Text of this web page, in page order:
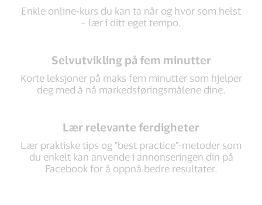
Enkle online-kurs du kan ta når og hvor som helst
– lær i ditt eget tempo.
Selvutvikling på fem minutter
Korte leksjoner på maks fem minutter som hjelper
deg med å nå markedsføringsmålene dine.
Lær relevante ferdigheter
Lær praktiske tips og "best practice"-metoder som
du enkelt kan anvende i annonseringen din på
Facebook for å oppnå bedre resultater.